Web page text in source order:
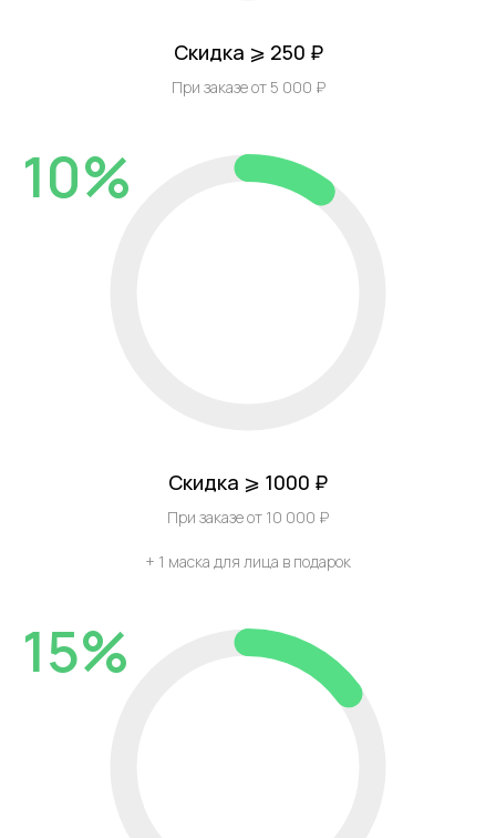
Скидка ⩾ 250 ₽
При заказе от 5 000 ₽
10%
Скидка ⩾ 1000 ₽
При заказе от 10 000 ₽
+ 1 маска для лица в подарок
15%